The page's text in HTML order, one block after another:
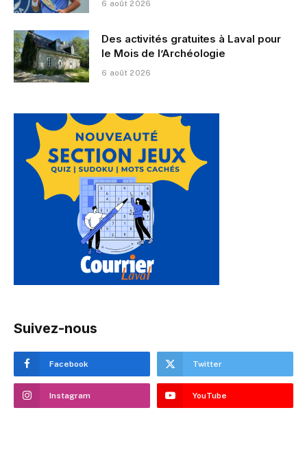
6 août 2026
Des activités gratuites à Laval pour
le Mois de l’Archéologie
6 août 2026
Suivez-nous
Facebook Twitter
Instagram YouTube